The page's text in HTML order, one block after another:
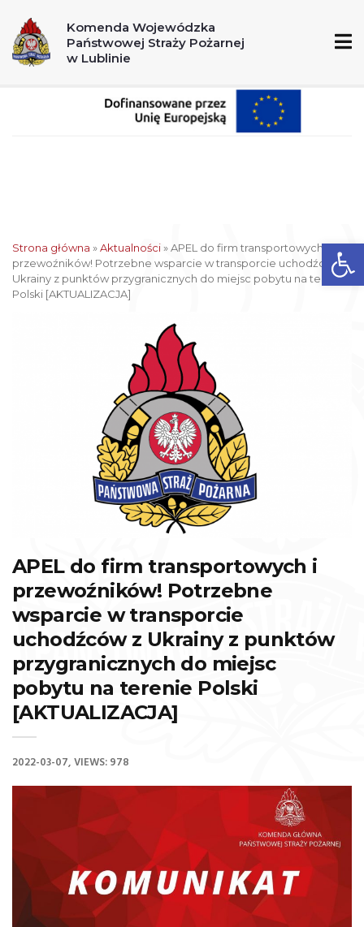
998
Komenda Wojewódzka
Państwowej Straży Pożarnej
w Lublinie
Strona główna »Aktualności»APEL do firm transportowych i
przewoźników! Potrzebne wsparcie w transporcie uchodźców z
Ukrainy z punktów przygranicznych do miejsc pobytu na terenie
Polski [AKTUALIZACJA]
APEL do firm transportowych i
przewoźników! Potrzebne
wsparcie w transporcie
uchodźców z Ukrainy z punktów
przygranicznych do miejsc
pobytu na terenie Polski
[AKTUALIZACJA]
2022-03-07 VIEWS: 978